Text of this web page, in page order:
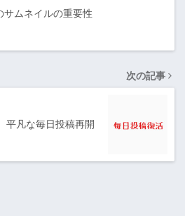
サムネイルの重要性
次の記事
平凡な毎日投稿再開